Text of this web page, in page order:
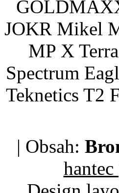
JOKR Mikel
MP X
Spectrum
Teknetics T2
| Obsah: